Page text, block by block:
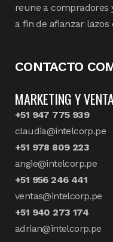
reune a compradores
a fin de afianzar lazos
CONTACTO
MARKETING Y
+51 947 775 939
claudia@intelcorp.pe
+51 978 809 223
angie@intelcorp.pe
+51 956 246 441
ventas@intelcorp.pe
+51 940 273 174
adrian@intelcorp.pe